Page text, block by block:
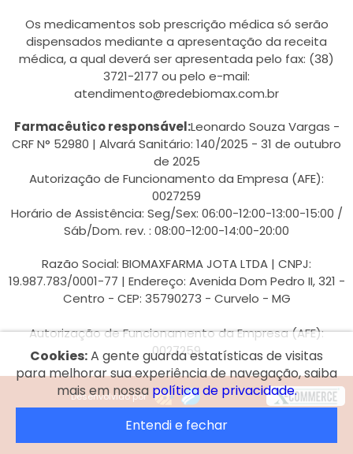
Os medicamentos sob prescrição médica só serão
dispensados mediante a apresentação da receita
médica, a qual deverá ser apresentada pelo fax: (38)
3721-2177 ou pelo e-mail:
atendimento@redebiomax.com.br
Farmacêutico responsável:Leonardo Souza Vargas -
CRF N° 52980 | Alvará Sanitário: 140/2025 - 31 de outubro
de 2025
Autorização de Funcionamento da Empresa (AFE):
0027259
Horário de Assistência: Seg/Sex: 06:00-12:00-13:00-15:00 /
Sáb/Dom. rev. : 08:00-12:00-14:00-20:00
Razão Social: BIOMAXFARMA JOTA LTDA | CNPJ:
19.987.783/0001-77 | Endereço: Avenida Dom Pedro II, 321 -
Centro - CEP: 35790273 - Curvelo - MG
Autorização de Funcionamento da Empresa (AFE):
0027259
Cookies:A gente guarda estatísticas de visitas
para melhorar sua experiência de navegação, saiba
mais em nossa política de privacidade.
Entendi e fechar
Desenvolvido por